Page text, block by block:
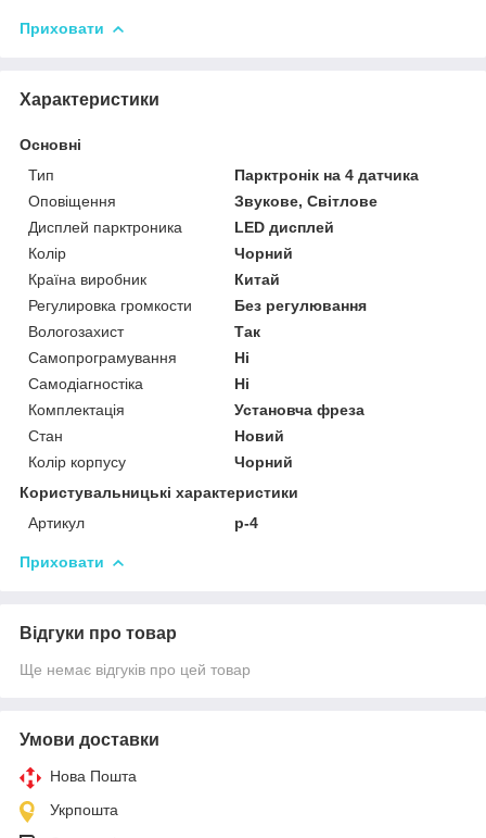
Приховати
Характеристики
Основні
Тип
Парктронік на 4 датчика
Оповіщення
Звукове, Світлове
Дисплей парктроника
LED дисплей
Колір
Чорний
Країна виробник
Китай
Регулировка громкости
Без регулювання
Вологозахист
Так
Самопрограмування
Ні
Самодіагностіка
Ні
Комплектація
Установча фреза
Стан
Новий
Колір корпусу
Чорний
Користувальницькі характеристики
Артикул
p-4
Приховати
Відгуки про товар
Ще немає відгуків про цей товар
Умови доставки
Нова Пошта
Укрпошта